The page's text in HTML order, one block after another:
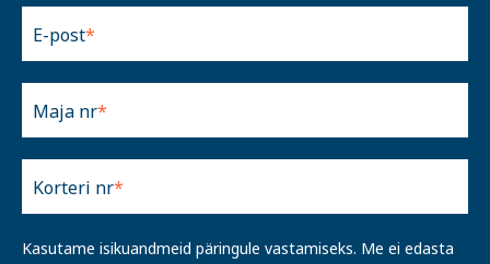
E-post
Maja nr
Korteri nr
Kasutame isikuandmeid päringule vastamiseks. Me ei edasta